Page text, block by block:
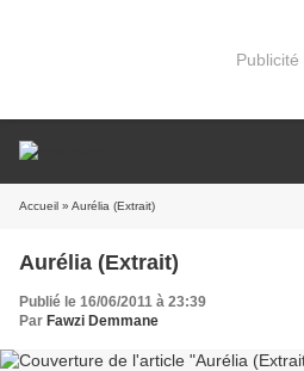
Publicité
Accueil » Aurélia (Extrait)
Aurélia (Extrait)
Publié le 16/06/2011 à 23:39
Par Fawzi Demmane